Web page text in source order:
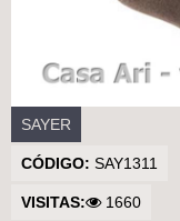
SAYER
CÓDIGO: SAY1311
VISITAS: 1660